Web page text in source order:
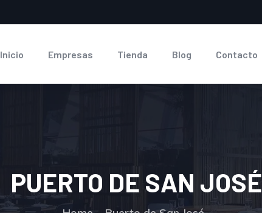
Inicio Empresas Tienda Blog Contacto
PUERTO DE SAN JOSÉ